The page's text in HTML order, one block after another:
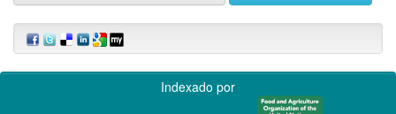
Indexado por